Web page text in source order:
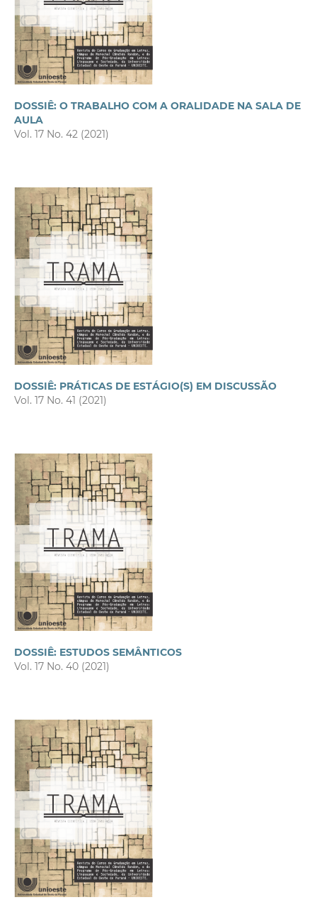
DOSSIÊ: O TRABALHO COM A ORALIDADE NA SALA DE
AULA
Vol. 17 No. 42 (2021)
DOSSIÊ: PRÁTICAS DE ESTÁGIO(S) EM DISCUSSÃO
Vol. 17 No. 41 (2021)
DOSSIÊ: ESTUDOS SEMÂNTICOS
Vol. 17 No. 40 (2021)